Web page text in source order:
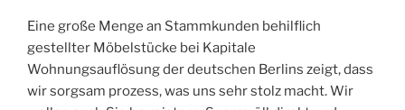
Eine große Menge an Stammkunden behilflich
gestellter Möbelstücke bei Kapitale
Wohnungsauflösung der deutschen Berlins zeigt, dass
wir sorgsam prozess, was uns sehr stolz macht. Wir